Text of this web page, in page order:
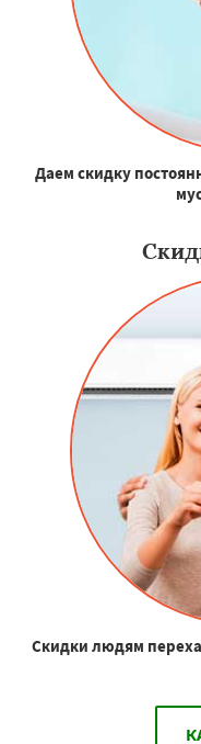
Даем скидку
Скидки людям